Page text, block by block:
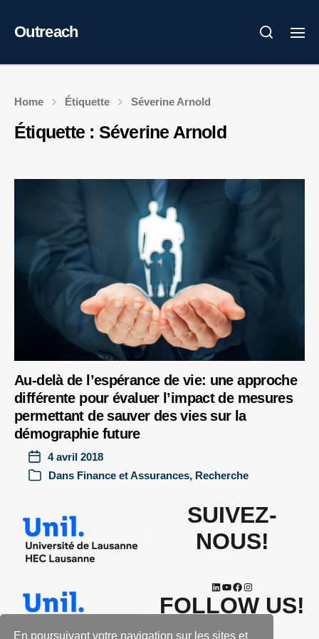
En poursuivant votre navigation sur les sites et
Outreach
Home Étiquette Séverine Arnold
Étiquette : Séverine Arnold
Au-delà de l’espérance de vie: une approche
différente pour évaluer l’impact de mesures
permettant de sauver des vies sur la
démographie future
4 avril 2018
Dans Finance et Assurances, Recherche
SUIVEZ-
NOUS!
FOLLOW US!